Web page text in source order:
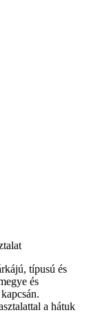
típusú és
és
a hátuk